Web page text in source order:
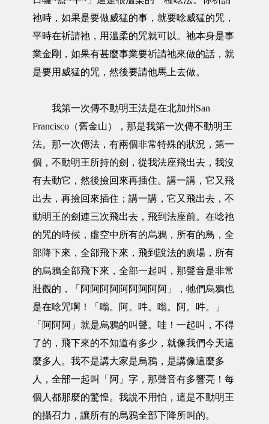
祂時，如果是要做威猛的事，就要唸威猛的咒，
平時在祈請祂，用溫柔的咒就可以。祂本身是事
業金剛，如果有甚麼事業要祈請祂來做的話，就
是要用威猛的咒，然後要請他馬上去做。
我第一次傳不動明王法是在北加州San
Francisco（舊金山），那是我第一次傳不動明王
法。那一次傳法，有兩個非常特殊的狀況，第一
個，不動明王所持的劍，從我法座飛出去，我沒
有去動它，然後撿回來再插住。講一講，它又飛
出去，再撿回來插住；講一講，它又飛出去，不
動明王的劍連三次飛出去，飛到法座前。在唸祂
的咒的時候，虛空中所有的烏鴉，所有的鳥，全
部降下來，全部飛下來，飛到說法的廣場，所有
的烏鴉全部飛下來，全部一起叫，那聲音是非常
壯觀的，「阿阿阿阿阿阿阿阿阿」，牠們烏鴉也
是在唸咒啊！「嗡。阿。吽。嗡。阿。吽。」
「阿阿阿」就是烏鴉的叫聲。哇！一起叫，不得
了的，飛下來的不知道有多少，就像我們今天這
麼多人。我不是講大家是烏鴉，是講像這麼多
人，全部一起叫「阿」字，那聲音有多響亮！每
個人都那麼的驚惶。我說不用怕，這是不動明王
的攝召力，讓所有的烏鴉全部下降所叫的。